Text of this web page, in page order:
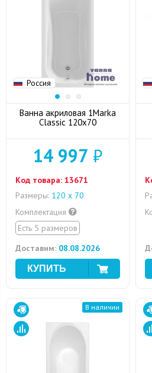
Россия
Ванна акриловая 1Marka
Classic 120x70
14 997 ₽
Код товара: 13671
Размеры: 120 х 70
Комплектация
Есть 5 размеров
Доставим: 08.08.2026
В наличии